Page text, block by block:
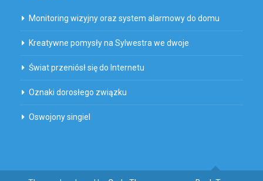
Monitoring wizyjny oraz system alarmowy do domu
Kreatywne pomysły na Sylwestra we dwoje
Świat przeniósł się do Internetu
Oznaki dorosłego związku
Oswojony singiel